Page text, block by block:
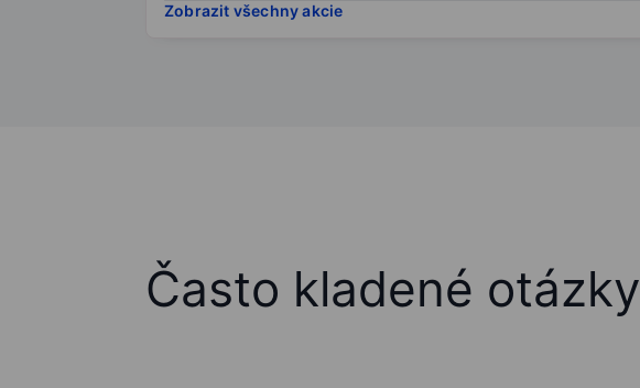
Zobrazit všechny akcie
Často kladené otázky